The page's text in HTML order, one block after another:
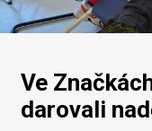
Ve
darovali